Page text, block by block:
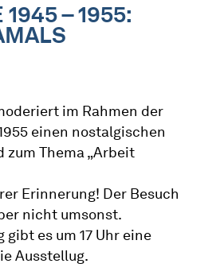
– 1955:
im Rahmen der
einen nostalgischen
zum Thema „Arbeit
Erinnerung! Der Besuch
nicht umsonst.
es um 17 Uhr eine
Ausstellug.